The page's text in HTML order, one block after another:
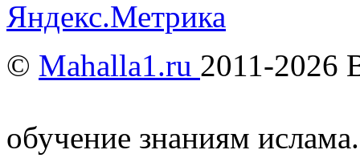
© Mahalla1.ru 2011-2026
обучение знаниям